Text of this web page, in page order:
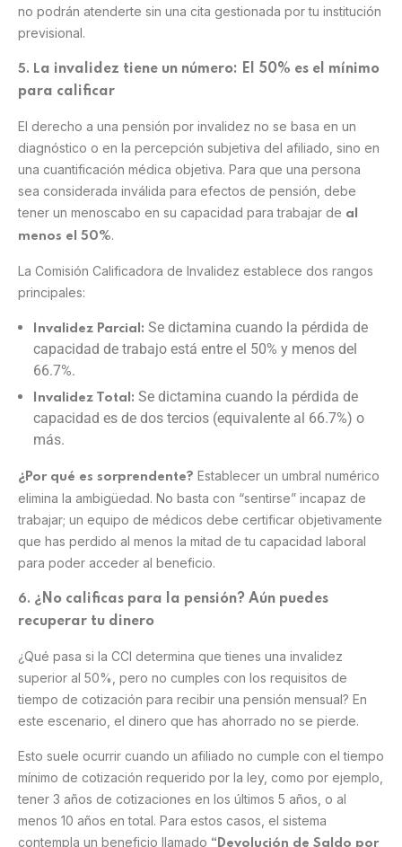
no podrán atenderte sin una cita gestionada por tu institución
previsional.
5. La invalidez tiene un número: El 50% es el mínimo
para calificar
El derecho a una pensión por invalidez no se basa en un
diagnóstico o en la percepción subjetiva del afiliado, sino en
una cuantificación médica objetiva. Para que una persona
sea considerada inválida para efectos de pensión, debe
tener un menoscabo en su capacidad para trabajar de al
menos el 50%.
La Comisión Calificadora de Invalidez establece dos rangos
principales:
Invalidez Parcial: Se dictamina cuando la pérdida de
capacidad de trabajo está entre el 50% y menos del
66.7%.
Invalidez Total: Se dictamina cuando la pérdida de
capacidad es de dos tercios (equivalente al 66.7%) o
más.
¿Por qué es sorprendente? Establecer un umbral numérico
elimina la ambigüedad. No basta con “sentirse” incapaz de
trabajar; un equipo de médicos debe certificar objetivamente
que has perdido al menos la mitad de tu capacidad laboral
para poder acceder al beneficio.
6. ¿ No calificas para la pensión? Aún puedes
recuperar tu dinero
¿Qué pasa si la CCI determina que tienes una invalidez
superior al 50%, pero no cumples con los requisitos de
tiempo de cotización para recibir una pensión mensual? En
este escenario, el dinero que has ahorrado no se pierde.
Esto suele ocurrir cuando un afiliado no cumple con el tiempo
mínimo de cotización requerido por la ley, como por ejemplo,
tener 3 años de cotizaciones en los últimos 5 años, o al
menos 10 años en total. Para estos casos, el sistema
contempla un beneficio llamado “Devolución de Saldo por